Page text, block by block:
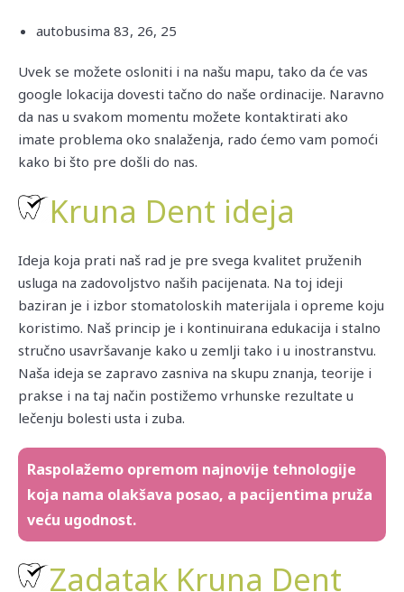
autobusima 83, 26, 25
Uvek se možete osloniti i na našu mapu, tako da će vas
google lokacija dovesti tačno do naše ordinacije. Naravno
da nas u svakom momentu možete kontaktirati ako
imate problema oko snalaženja, rado ćemo vam pomoći
kako bi što pre došli do nas.
Kruna Dent ideja
Ideja koja prati naš rad je pre svega kvalitet pruženih
usluga na zadovoljstvo naših pacijenata. Na toj ideji
baziran je i izbor stomatoloskih materijala i opreme koju
koristimo. Naš princip je i kontinuirana edukacija i stalno
stručno usavršavanje kako u zemlji tako i u inostranstvu.
Naša ideja se zapravo zasniva na skupu znanja, teorije i
prakse i na taj način postižemo vrhunske rezultate u
lečenju bolesti usta i zuba.
Raspolažemo opremom najnovije tehnologije
koja nama olakšava posao, a pacijentima pruža
veću ugodnost.
Zadatak Kruna Dent